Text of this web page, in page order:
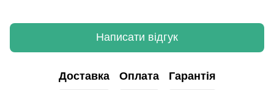
Написати відгук
Доставка Оплата Гарантія